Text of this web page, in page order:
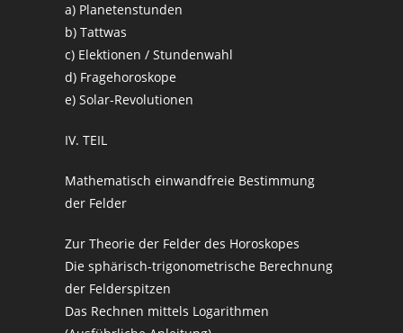
a) Planetenstunden
b) Tattwas
c) Elektionen / Stundenwahl
d) Fragehoroskope
e) Solar-Revolutionen
IV. TEIL
Mathematisch einwandfreie Bestimmung
der Felder
Zur Theorie der Felder des Horoskopes
Die sphärisch-trigonometrische Berechnung
der Felderspitzen
Das Rechnen mittels Logarithmen